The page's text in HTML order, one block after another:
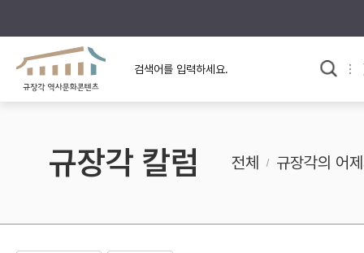
규장각의 어제와 오늘
규장각 소개영상
사료와 문학으로 본
고대
고려
조선 후기
규장각 칼럼 전체 규장각의 어